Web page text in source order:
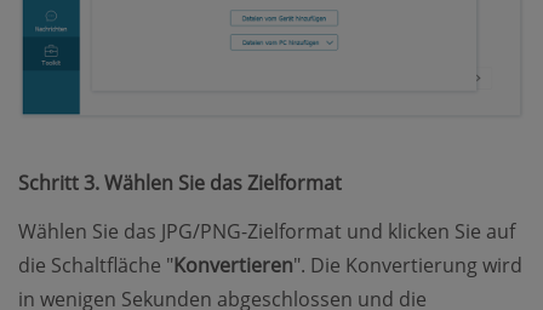
Schritt 3. Wählen Sie das Zielformat
Wählen Sie das JPG/PNG-Zielformat und klicken Sie auf
die Schaltfläche "Konvertieren". Die Konvertierung wird
in wenigen Sekunden abgeschlossen und die